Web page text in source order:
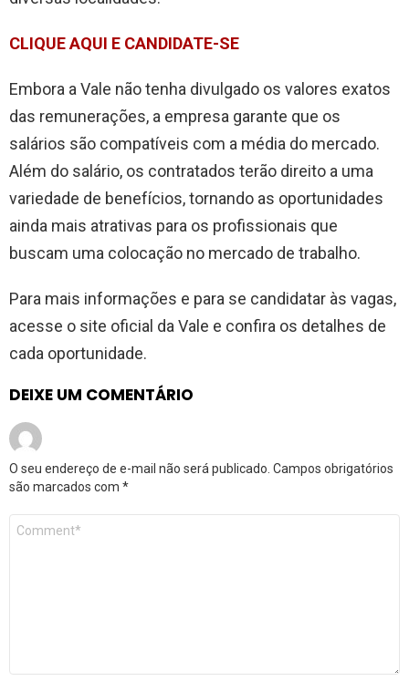
CLIQUE AQUI E CANDIDATE-SE
Embora a Vale não tenha divulgado os valores exatos
das remunerações, a empresa garante que os
salários são compatíveis com a média do mercado.
Além do salário, os contratados terão direito a uma
variedade de benefícios, tornando as oportunidades
ainda mais atrativas para os profissionais que
buscam uma colocação no mercado de trabalho.
Para mais informações e para se candidatar às vagas,
acesse o site oficial da Vale e confira os detalhes de
cada oportunidade.
DEIXE UM COMENTÁRIO
O seu endereço de e-mail não será publicado. Campos obrigatórios
são marcados com *
Comentário